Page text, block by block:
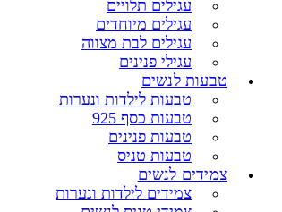
עגילים תלויים
עגילים מיוחדים
עגילים לבת מצווה
עגילי פנינים
טבעות לנשים
טבעות לילדות ונערות
טבעות כסף 925
טבעות פנינים
טבעות טניס
צמידים לנשים
צמידים לילדות ונערות